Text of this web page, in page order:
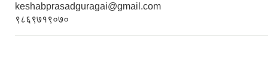
keshabprasadguragai@gmail.com
९८६९७१९०७०